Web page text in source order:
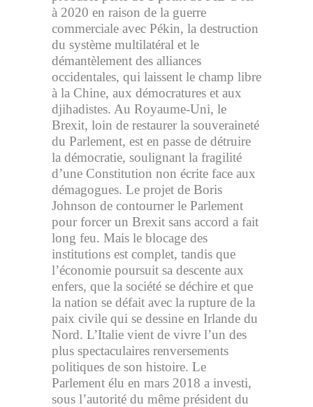
à 2020 en raison de la guerre
commerciale avec Pékin, la destruction
du système multilatéral et le
démantèlement des alliances
occidentales, qui laissent le champ libre
à la Chine, aux démocratures et aux
djihadistes. Au Royaume-Uni, le
Brexit, loin de restaurer la souveraineté
du Parlement, est en passe de détruire
la démocratie, soulignant la fragilité
d’une Constitution non écrite face aux
démagogues. Le projet de Boris
Johnson de contourner le Parlement
pour forcer un Brexit sans accord a fait
long feu. Mais le blocage des
institutions est complet, tandis que
l’économie poursuit sa descente aux
enfers, que la société se déchire et que
la nation se défait avec la rupture de la
paix civile qui se dessine en Irlande du
Nord. L’Italie vient de vivre l’un des
plus spectaculaires renversements
politiques de son histoire. Le
Parlement élu en mars 2018 a investi,
sous l’autorité du même président du